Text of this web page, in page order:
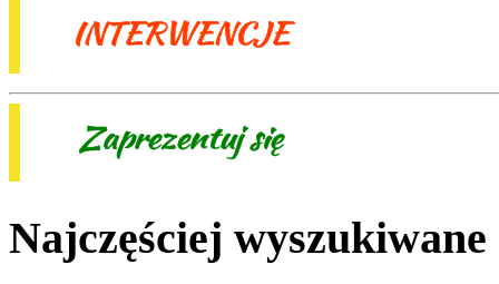
Najczęściej wyszukiwane